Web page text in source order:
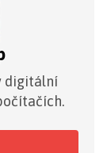
digitální